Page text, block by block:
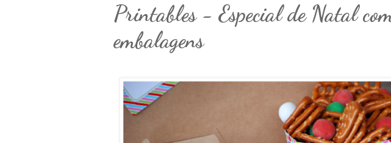
Printables - Especial de Natal
embalagens